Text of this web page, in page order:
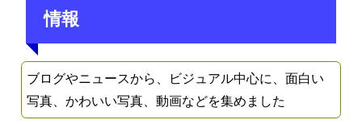
情報
ブログやニュースから、ビジュアル中心に、面白い
写真、かわいい写真、動画などを集めました